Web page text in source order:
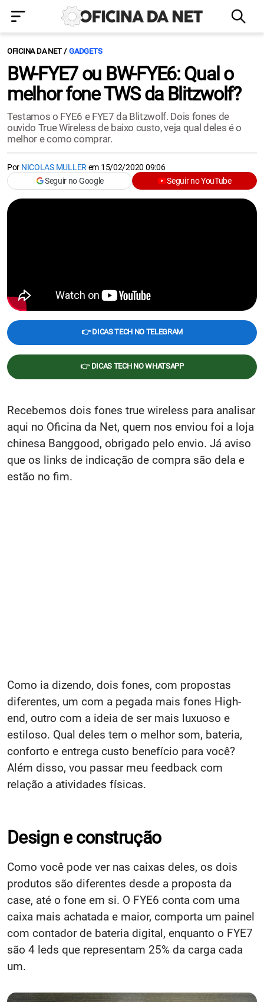
OFICINA DA NET GADGETS
BW-FYE7 ou BW-FYE6: Qual o
melhor fone TWS da Blitzwolf?
Testamos o FYE6 e FYE7 da Blitzwolf. Dois fones de
ouvido True Wireless de baixo custo, veja qual deles é o
melhor e como comprar.
Por NICOLAS MULLER em 15/02/2020 09:06
Seguir no Google
Seguir no YouTube
👉 DICAS TECH NO TELEGRAM
👉 DICAS TECH NO WHATSAPP
Recebemos dois fones true wireless para analisar
aqui no Oficina da Net, quem nos enviou foi a loja
chinesa Banggood, obrigado pelo envio. Já aviso
que os links de indicação de compra são dela e
estão no fim.
Como ia dizendo, dois fones, com propostas
diferentes, um com a pegada mais fones High-
end, outro com a ideia de ser mais luxuoso e
estiloso. Qual deles tem o melhor som, bateria,
conforto e entrega custo benefício para você?
Além disso, vou passar meu feedback com
relação a atividades físicas.
Design e construção
Como você pode ver nas caixas deles, os dois
produtos são diferentes desde a proposta da
case, até o fone em si. O FYE6 conta com uma
caixa mais achatada e maior, comporta um painel
com contador de bateria digital, enquanto o FYE7
são 4 leds que representam 25% da carga cada
um.